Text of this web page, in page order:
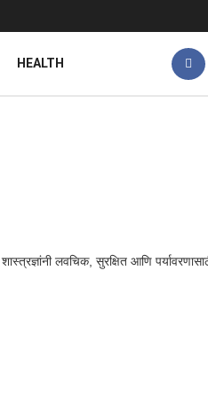
HEALTH
लवचिक, सुरक्षित आणि